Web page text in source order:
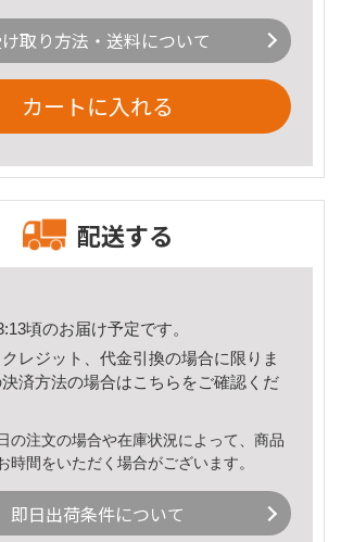
取り方法・送料について
カートに入れる
配送する
頃のお届け予定です。
レジット、代金引換の場合に限りま
済方法の場合はこちら をご確認くだ
の注文の場合や在庫状況によって、商品
時間をいただく場合がございます。
即日出荷条件について